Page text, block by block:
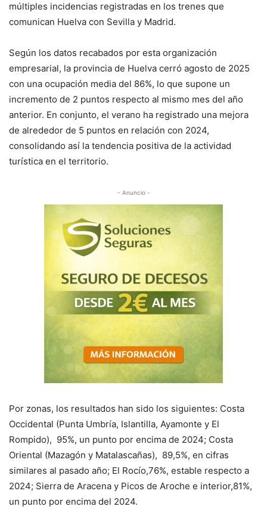
múltiples incidencias registradas en los trenes que
comunican Huelva con Sevilla y Madrid.
Según los datos recabados por esta organización
empresarial, la provincia de Huelva cerró agosto de 2025
con una ocupación media del 86%, lo que supone un
incremento de 2 puntos respecto al mismo mes del año
anterior. En conjunto, el verano ha registrado una mejora
de alrededor de 5 puntos en relación con 2024,
consolidando así la tendencia positiva de la actividad
turística en el territorio.
- Anuncio -
Por zonas, los resultados han sido los siguientes: Costa
Occidental (Punta Umbría, Islantilla, Ayamonte y El
Rompido), 95%, un punto por encima de 2024; Costa
Oriental (Mazagón y Matalascañas), 89,5%, en cifras
similares al pasado año; El Rocío,76%, estable respecto a
2024; Sierra de Aracena y Picos de Aroche e interior,81%,
un punto por encima del 2024.